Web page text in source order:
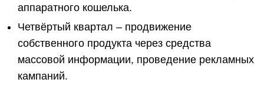
аппаратного кошелька.
Четвёртый квартал – продвижение
собственного продукта через средства
массовой информации, проведение рекламных
кампаний.